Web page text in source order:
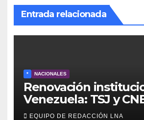
Entrada relacionada
* NACIONALES
Renovación
Venezuela: TSJ y
designados a finales
EQUIPO DE REDACCIÓN LNA